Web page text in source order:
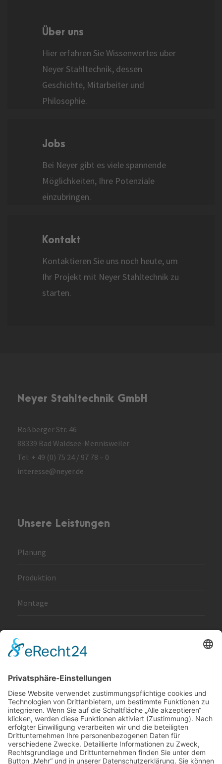
Über uns
Hier erfahren Sie Wissenwertes über
Neyer Stahltechnik, dessen
Geschichte, Mitarbeiter und
Philosophie.
Jobs
Bei Neyer gibt es viele spannende
Möglichkeiten, Ihre Potenziale
einzubringen.
Kontakt
Kontaktieren Sie uns noch heute, um
Ihr Projekt mit Neyer Stahltechnik zu
starten.
Neyer Stahltechnik GmbH
Roßberger Str. 46
88339 Bad Waldsee-Mennisweiler
Tel: + 49 (0) 75 24 / 97 78 – 0
interesse@neyer.de
Unsere Leistungen
Planung
Produktion
Montage
Impressum
Datenschutz